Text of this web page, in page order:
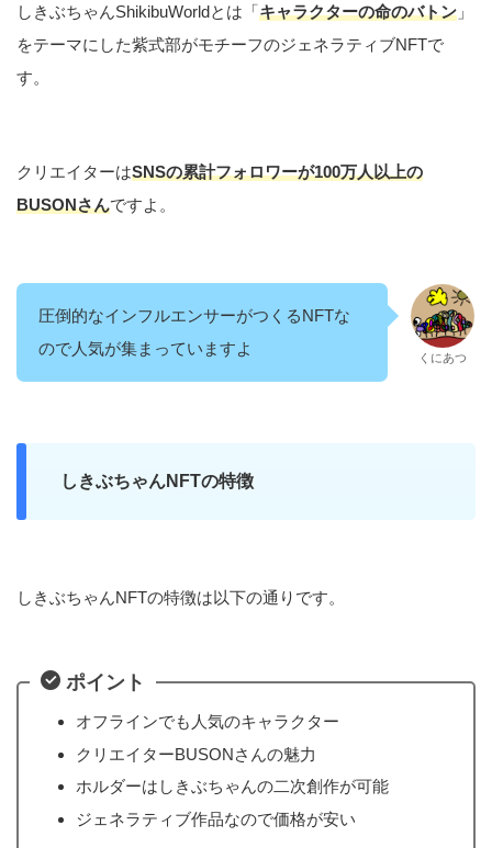
しきぶちゃんShikibuWorldとは「キャラクターの命のバトン 」
をテーマにした紫式部がモチーフのジェネラティブNFTで
す。
クリエイターはSNSの累計フォロワーが100万人以上の
BUSONさんですよ。
圧倒的なインフルエンサーがつくるNFTな
ので人気が集まっていますよ
くにあつ
しきぶちゃんNFTの特徴
しきぶちゃんNFTの特徴は以下の通りです。
ポイント
オフラインでも人気のキャラクター
クリエイターBUSONさんの魅力
ホルダーはしきぶちゃんの二次創作が可能
ジェネラティブ作品なので価格が安い